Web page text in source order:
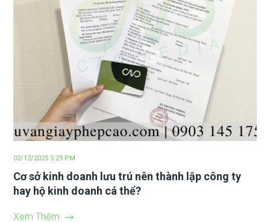
02/12/2025 5:29 PM
Cơ sở kinh doanh lưu trú nên thành lập công ty
hay hộ kinh doanh cá thể?
Xem Thêm